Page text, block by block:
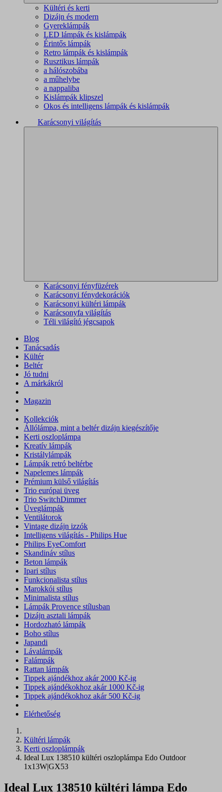
Kültéri és kerti
Dizájn és modern
Gyereklámpák
LED lámpák és kislámpák
Érintős lámpák
Retro lámpák és kislámpák
Rusztikus lámpák
a hálószobába
a műhelybe
a nappaliba
Kislámpák klipszel
Okos és intelligens lámpák és kislámpák
Karácsonyi világítás
Karácsonyi fényfüzérek
Karácsonyi fénydekorációk
Karácsonyi kültéri lámpák
Karácsonyfa világítás
Téli világító jégcsapok
Blog
Tanácsadás
Kültér
Beltér
Jó tudni
A márkákról
Magazin
Kollekciók
Állólámpa, mint a beltér dizájn kiegészítője
Kerti oszloplámpa
Kreatív lámpák
Kristálylámpák
Lámpák retró beltérbe
Napelemes lámpák
Prémium külső világítás
Trio európai üveg
Trio SwitchDimmer
Üveglámpák
Ventilátorok
Vintage dizájn izzók
Intelligens világítás - Philips Hue
Philips EyeComfort
Skandináv stílus
Beton lámpák
Ipari stílus
Funkcionalista stílus
Marokkói stílus
Minimalista stílus
Lámpák Provence stílusban
Dizájn asztali lámpák
Hordozható lámpák
Boho stílus
Japandi
Lávalámpák
Falámpák
Rattan lámpák
Tippek ajándékhoz akár 2000 Kč-ig
Tippek ajándékokhoz akár 1000 Kč-ig
Tippek ajándékokhoz akár 500 Kč-ig
Elérhetőség
Kültéri lámpák
Kerti oszloplámpák
Ideal Lux 138510 kültéri oszloplámpa Edo Outdoor
1x13W|GX53
Ideal Lux 138510 kültéri lámpa Edo